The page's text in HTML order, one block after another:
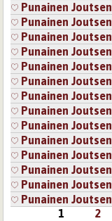
Punainen Joutsen
Punainen Joutsen
Punainen Joutsen
Punainen Joutsen
Punainen Joutsen
Punainen Joutsen
Punainen Joutsen
Punainen Joutsen
Punainen Joutsen
Punainen Joutsen
Punainen Joutsen
Punainen Joutsen
Punainen Joutsen
Punainen Joutsen
1 2